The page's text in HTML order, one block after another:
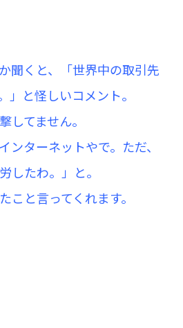
聞くと、「世界中の取引先
」と怪しいコメント。
してません。
ンターネットやで。ただ、
したわ。」と。
こと言ってくれます。